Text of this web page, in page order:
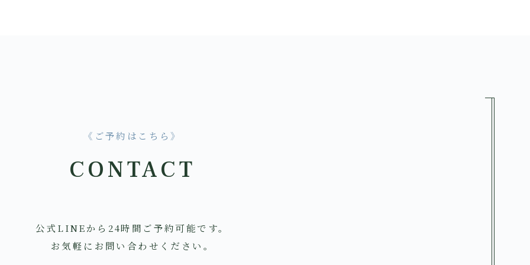
《ご予約はこちら》
CONTACT
公式LINEから24時間ご予約可能です。
お気軽にお問い合わせください。